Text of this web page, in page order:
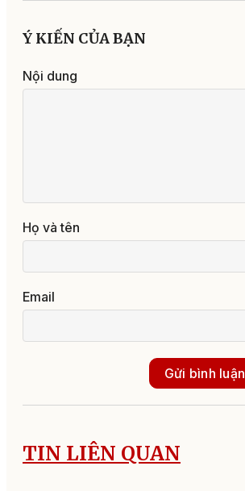
Ý KIẾN CỦA BẠN
Nội dung
Họ và tên
Email
Gửi bình luận
TIN LIÊN QUAN